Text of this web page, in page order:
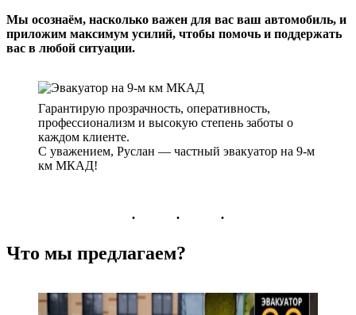
Мы осознаём, насколько важен для вас ваш автомобиль, и
приложим максимум усилий, чтобы помочь и поддержать
вас в любой ситуации.
Гарантирую прозрачность, оперативность,
профессионализм и высокую степень заботы о
каждом клиенте.
С уважением, Руслан — частный эвакуатор на 9-м
км МКАД!
Что мы предлагаем?